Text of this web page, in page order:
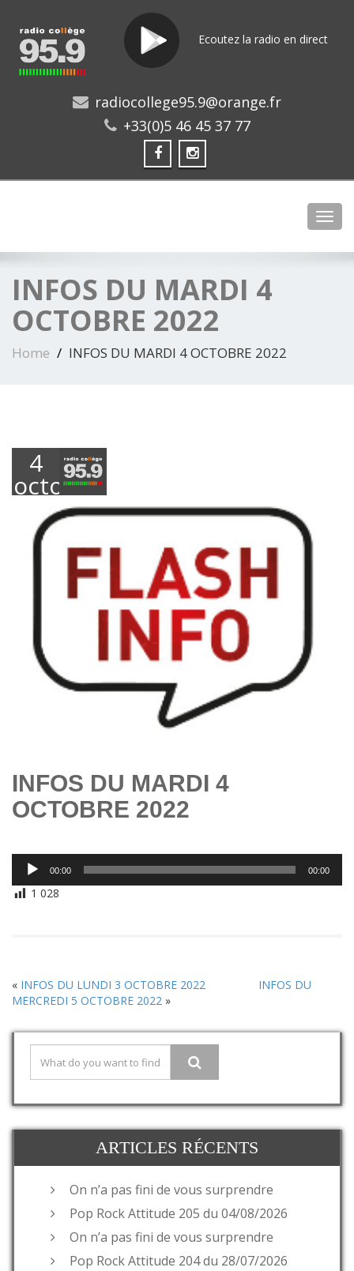
Ecoutez la radio en direct
radiocollege95.9@orange.fr
+33(0)5 46 45 37 77
INFOS DU MARDI 4
OCTOBRE 2022
Home INFOS DU MARDI 4 OCTOBRE 2022
4
octobre
2022
INFOS DU MARDI 4
OCTOBRE 2022
Lecteur
audio
00:00 00:00
1 028
« INFOS DU LUNDI 3 OCTOBRE 2022
INFOS DU
MERCREDI 5 OCTOBRE 2022 »
ARTICLES RÉCENTS
On n’a pas fini de vous surprendre
Pop Rock Attitude 205 du 04/08/2026
On n’a pas fini de vous surprendre
Pop Rock Attitude 204 du 28/07/2026